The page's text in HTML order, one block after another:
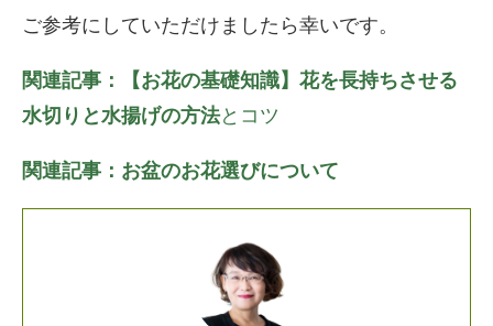
ご参考にしていただけましたら幸いです。
関連記事：【お花の基礎知識】花を長持ちさせる
水切りと水揚げの方法とコツ
関連記事：お盆のお花選びについて